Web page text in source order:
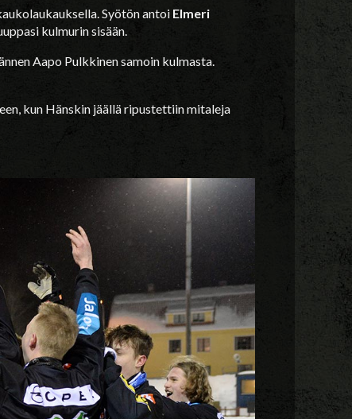
Syötön antoi Elmeri
kulmurin sisään.
Aapo Pulkkinen samoin kulmasta.
kun Hänskin jäällä ripustettiin mitaleja